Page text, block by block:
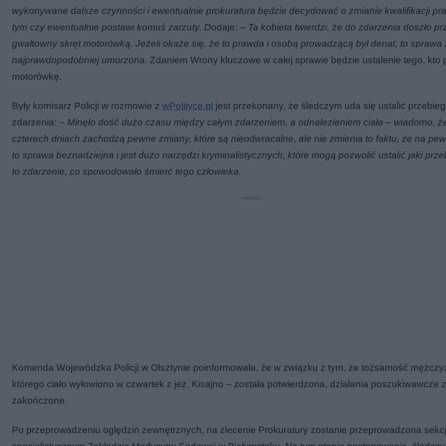
wykonywane dalsze czynności i ewentualnie prokuratura będzie decydować o zmianie kwalifikacji
tym czy ewentualnie postawi komuś zarzuty. Dodaje: – Ta kobieta twierdzi, że do zdarzenia doszło
gwałtowny skręt motorówką. Jeżeli okaże się, że to prawda i osobą prowadzącą był denat, to sprawa
najprawdopodobniej umorzona. Zdaniem Wrony kluczowe w całej sprawie będzie ustalenie tego, kto
motorówkę.
Były komisarz Policji w rozmowie z wPolityce.pl jest przekonany, że śledczym uda się ustalić przebieg
zdarzenia: – Minęło dość dużo czasu między całym zdarzeniem, a odnalezieniem ciała – wiadomo,
czterech dniach zachodzą pewne zmiany, które są nieodwracalne, ale nie zmienia to faktu, że na
to sprawa beznadziejna i jest dużo narzędzi kryminalistycznych, które mogą pozwolić ustalić jaki
to zdarzenie, co spowodowało śmierć tego człowieka.
reklama
Komenda Wojewódzka Policji w Olsztynie poinformowała, że w związku z tym, że tożsamość
którego ciało wyłowiono w czwartek z jez. Kisajno – została potwierdzona, działania poszukiwawcze
zakończone.
Po przeprowadzeniu oględzin zewnętrznych, na zlecenie Prokuratury zostanie przeprowadzona